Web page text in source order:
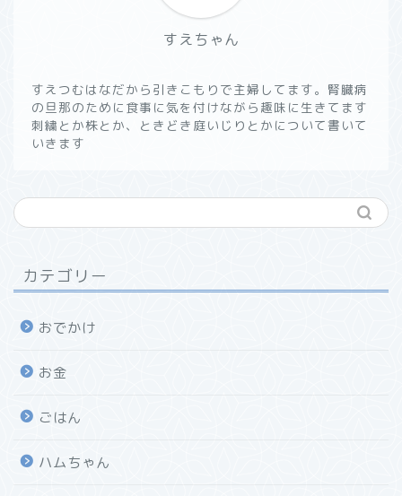
すえちゃん
すえつむはなだから引きこもりで主婦してます。腎臓病
の旦那のために食事に気を付けながら趣味に生きてます
刺繍とか株とか、ときどき庭いじりとかについて書いて
いきます
カテゴリー
おでかけ
お金
ごはん
ハムちゃん